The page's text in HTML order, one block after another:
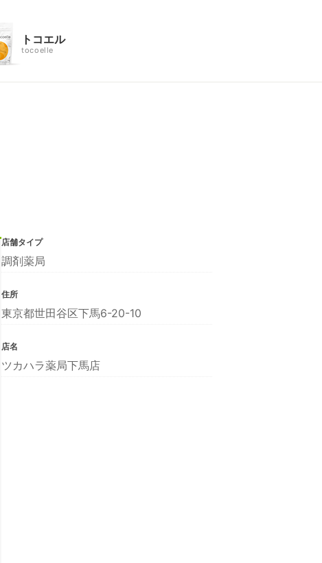
トコエル
tocoelle
店舗タイプ
調剤薬局
住所
東京都世田谷区下馬6-20-10
店名
ツカハラ薬局下馬店